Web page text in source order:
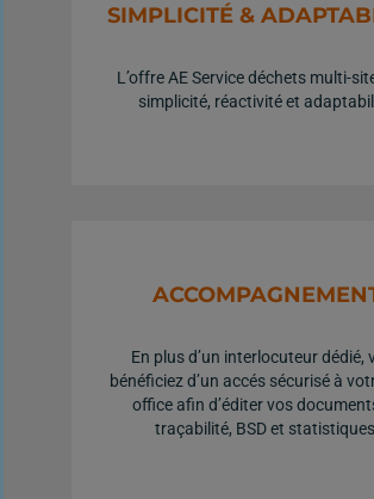
SIMPLICITÉ &
L’offre AE Service déchets multi-
simplicité, réactivité et
En plus d’un interlocuteur dédié,
bénéficiez d’un accés sécurisé à
office afin d’éditer vos
traçabilité, BSD et